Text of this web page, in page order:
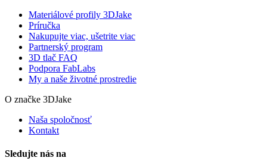
Materiálové profily 3DJake
Príručka
Nakupujte viac, ušetrite viac
Partnerský program
3D tlač FAQ
Podpora FabLabs
My a naše životné prostredie
O značke 3DJake
Naša spoločnosť
Kontakt
Sledujte nás na